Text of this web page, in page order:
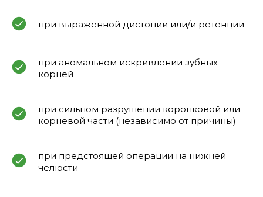
при выраженной дистопии или/и ретенции
при аномальном искривлении зубных
корней
при сильном разрушении коронковой или
корневой части (независимо от причины)
при предстоящей операции на нижней
челюсти